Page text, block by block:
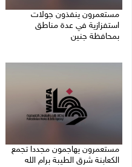
مستعمرون ينفذون جولات
استفزازية في عدة مناطق
بمحافظة جنين
مستعمرون يهاجمون مجددا تجمع
الكعابنة شرق الطيبة برام الله